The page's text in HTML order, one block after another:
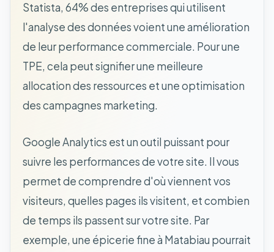
Statista, 64% des entreprises qui utilisent
l'analyse des données voient une amélioration
de leur performance commerciale. Pour une
TPE, cela peut signifier une meilleure
allocation des ressources et une optimisation
des campagnes marketing.
Google Analytics est un outil puissant pour
suivre les performances de votre site. Il vous
permet de comprendre d'où viennent vos
visiteurs, quelles pages ils visitent, et combien
de temps ils passent sur votre site. Par
exemple, une épicerie fine à Matabiau pourrait